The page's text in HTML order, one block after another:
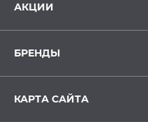
АКЦИИ
БРЕНДЫ
КАРТА САЙТА